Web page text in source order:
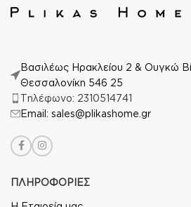
Βασιλέως Ηρακλείου 2 & Ουγκώ
Θεσσαλονίκη 546 25
Τηλέφωνο: 2310514741
Email: sales@plikashome.gr
ΠΛΗΡΟΦΟΡΙΕΣ